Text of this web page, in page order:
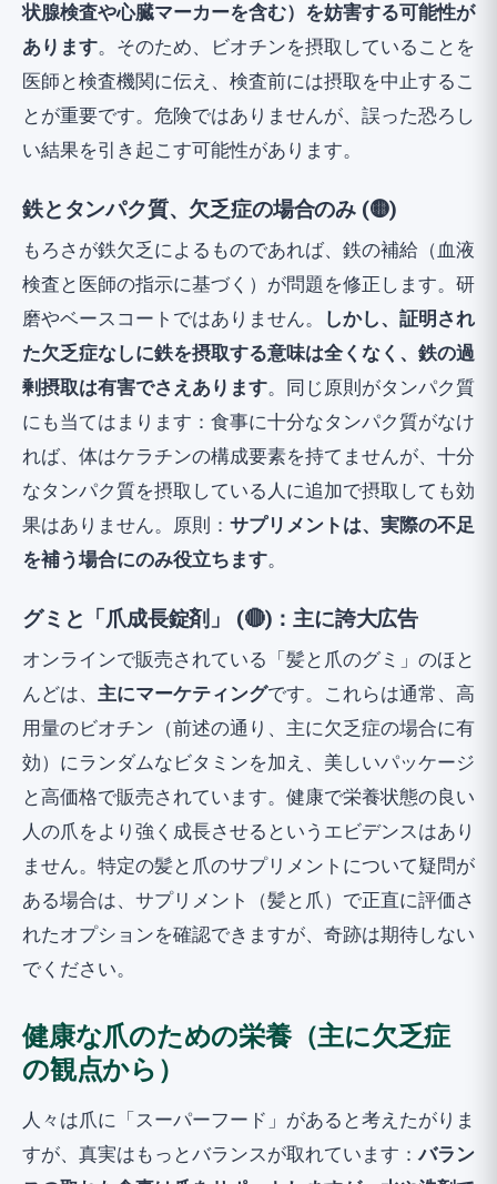
状腺検査や心臓マーカーを含む）を妨害する可能性が
あります。そのため、ビオチンを摂取していることを
医師と検査機関に伝え、検査前には摂取を中止するこ
とが重要です。危険ではありませんが、誤った恐ろし
い結果を引き起こす可能性があります。
鉄とタンパク質、欠乏症の場合のみ (🟡)
もろさが鉄欠乏によるものであれば、鉄の補給（血液
検査と医師の指示に基づく）が問題を修正します。研
磨やベースコートではありません。
しかし、証明され
た欠乏症なしに鉄を摂取する意味は全くなく、鉄の過
剰摂取は有害でさえあります。同じ原則がタンパク質
にも当てはまります：食事に十分なタンパク質がなけ
れば、体はケラチンの構成要素を持てませんが、十分
なタンパク質を摂取している人に追加で摂取しても効
果はありません。原則： サプリメントは、実際の不足
を補う場合にのみ役立ちます。
グミと「爪成長錠剤」 (🔴)：主に誇大広告
オンラインで販売されている「髪と爪のグミ」のほと
んどは、 主にマーケティングです。これらは通常、高
用量のビオチン（前述の通り、主に欠乏症の場合に有
効）にランダムなビタミンを加え、美しいパッケージ
と高価格で販売されています。健康で栄養状態の良い
人の爪をより強く成長させるというエビデンスはあり
ません。特定の髪と爪のサプリメントについて疑問が
ある場合は、 サプリメント（髪と爪） で正直に評価さ
れたオプションを確認できますが、奇跡は期待しない
でください。
健康な爪のための栄養（主に欠乏症
の観点から）
人々は爪に「スーパーフード」があると考えたがりま
すが、真実はもっとバランスが取れています：バラン